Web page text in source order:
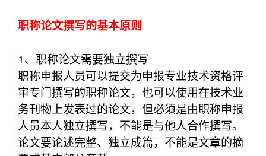
职称论文撰写的基本原则
1、职称论文需要独立撰写
职称申报人员可以提交为申报专业技术资格评
审专门撰写的职称论文，也可以使用在技术业
务刊物上发表过的论文，但必须是由职称申报
人员本人独立撰写，不能是与他人合作撰写。
论文要论述完整、独立成篇，不能是文章的摘